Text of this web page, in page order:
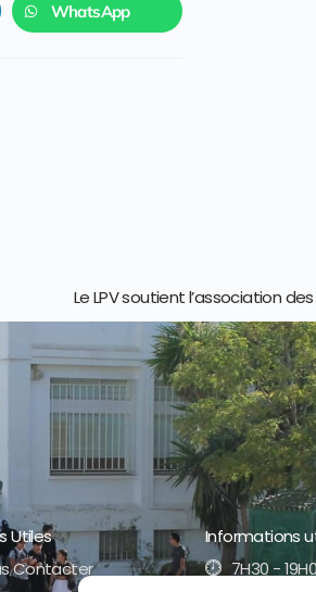
WhatsApp
Le LPV soutient l’association
Utiles
Contacter
Informations
7H30 -